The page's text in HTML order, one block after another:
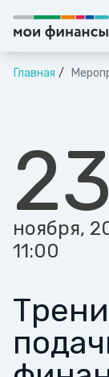
Главная
23
ноября,
11:00